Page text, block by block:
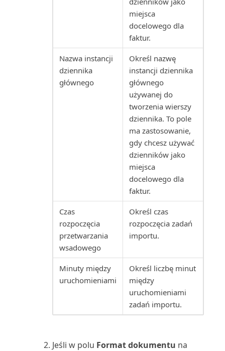
Skonsolidowany bilans próbny
(4) (raport)
Skonsolidowany bilans próbny
(raport Excel)
Skonsolidowany bilans próbny
Skumulowane udziały kosztów
identyfikacyjnego VAT (raport)
Sprawdź księgowanie wartości
Sprzedawca: szanse sprzedaży
(raport)
miejsca
docelowego dla
faktur.
Nazwa instancji
dziennika
głównego
Określ nazwę
instancji dziennika
głównego
używanej do
tworzenia wierszy
dziennika. To pole
ma zastosowanie,
gdy chcesz używać
dzienników jako
miejsca
docelowego dla
faktur.
Czas
rozpoczęcia
przetwarzania
wsadowego
Określ czas
rozpoczęcia zadań
importu.
Minuty między
uruchomieniami
Określ liczbę minut
między
uruchomieniami
zadań importu.
Jeśli w polu Format dokumentu na